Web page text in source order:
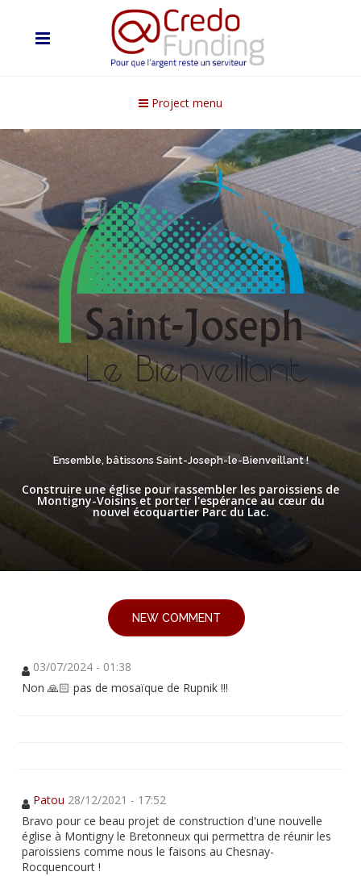
Project menu
Ensemble, bâtissons Saint-Joseph-le-Bienveillant !
Construire une église pour rassembler les paroissiens de
Montigny-Voisins et porter l'espérance au cœur du
nouvel écoquartier Parc du Lac.
NEW COMMENT
03/07/2024 - 01:38
Non 🙏🏻 pas de mosaïque de Rupnik !!!
Patou 28/12/2021 - 17:52
Bravo pour ce beau projet de construction d'une nouvelle
église à Montigny le Bretonneux qui permettra de réunir les
paroissiens comme nous le faisons au Chesnay-
Rocquencourt !